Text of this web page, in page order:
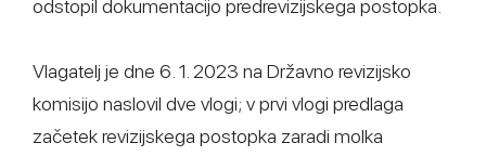
odstopil dokumentacijo predrevizijskega postopka.
Vlagatelj je dne 6. 1. 2023 na Državno revizijsko
komisijo naslovil dve vlogi; v prvi vlogi predlaga
začetek revizijskega postopka zaradi molka